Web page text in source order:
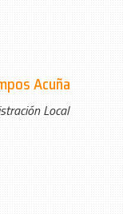
Acuña
Local